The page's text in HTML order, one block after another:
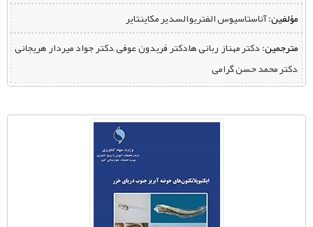
مؤلفین:‌ آناستاسیوس الفتریو,السدیر مکاینتایر
مترجمین:‌ دکتر مهناز ربانی ها,دکتر فریدون عوفی ,دکتر جواد میردار هریجانی
,دکتر محمد حسن گرامی